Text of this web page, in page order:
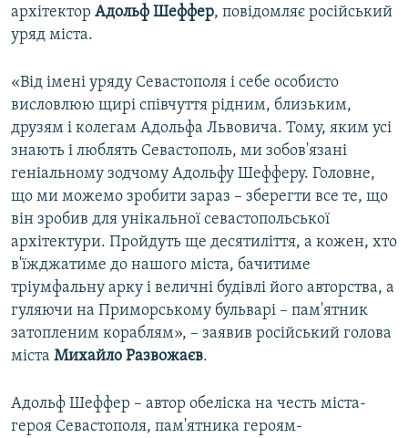
Усі сайти RFE/RL
архітектор Адольф Шеффер, повідомляє російський
уряд міста.
«Від імені уряду Севастополя і себе особисто
висловлюю щирі співчуття рідним, близьким,
друзям і колегам Адольфа Львовича. Тому, яким усі
знають і люблять Севастополь, ми зобов'язані
геніальному зодчому Адольфу Шефферу. Головне,
що ми можемо зробити зараз – зберегти все те, що
він зробив для унікальної севастопольської
архітектури. Пройдуть ще десятиліття, а кожен, хто
в'їжджатиме до нашого міста, бачитиме
тріумфальну арку і величні будівлі його авторства, а
гуляючи на Приморському бульварі – пам'ятник
затопленим кораблям», – заявив російський голова
міста Михайло Развожаєв.
Адольф Шеффер – автор обеліска на честь міста-
героя Севастополя, пам'ятника героям-